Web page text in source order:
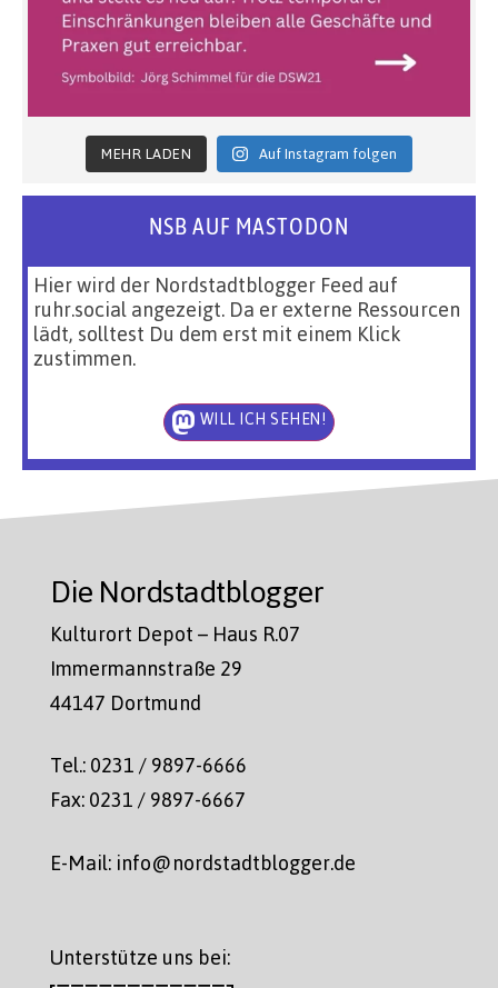
MEHR LADEN Auf Instagram folgen
NSB AUF MASTODON
Hier wird der Nordstadtblogger Feed auf
ruhr.social angezeigt. Da er externe Ressourcen
lädt, solltest Du dem erst mit einem Klick
zustimmen.
WILL ICH SEHEN!
Die Nordstadtblogger
Kulturort Depot – Haus R.07
Immermannstraße 29
44147 Dortmund
Tel.: 0231 / 9897-6666
Fax: 0231 / 9897-6667
E-Mail: info@nordstadtblogger.de
Unterstütze uns bei: